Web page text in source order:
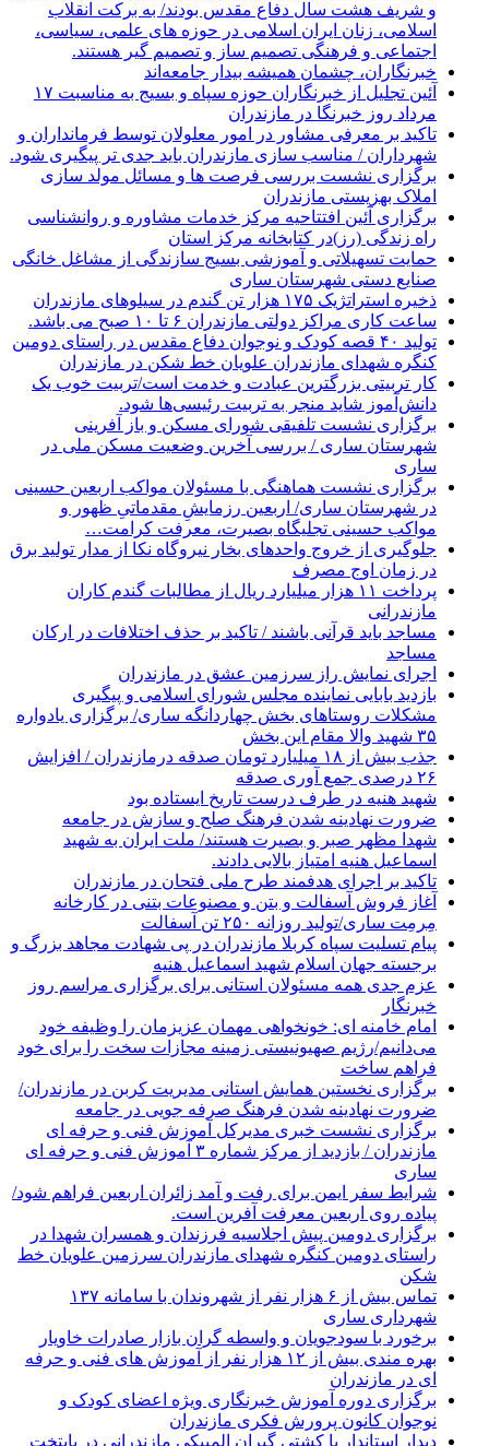
و شریف هشت سال دفاع مقدس بودند/ به برکت انقلاب
اسلامی، زنان ایران اسلامی در حوزه های علمی، سیاسی،
اجتماعی و فرهنگی تصمیم ساز و تصمیم گیر هستند.
خبرنگاران، چشمان همیشه بیدار جامعه‌اند
آئین تجلیل از خبرنگاران حوزه سپاه و بسیج به مناسبت ۱۷
مرداد روز خبرنگا در مازندران
تاکید بر معرفی مشاور در امور معلولان توسط فرمانداران و
شهرداران / مناسب سازی مازندران باید جدی تر پیگیری شود.
برگزاری نشست بررسی فرصت ها و مسائل مولد سازی
املاک بهزیستی مازندران
برگزاری آئین افتتاحیه مرکز خدمات مشاوره و روانشناسی
راه زندگی (رز)در کتابخانه مرکز استان
حمایت تسهیلاتی و آموزشی بسیج سازندگی از مشاغل خانگی
صنایع دستی شهرستان ساری
ذخیره استراتژیک ۱۷۵ هزار تن گندم در سیلوهای مازندران
ساعت کاری مراکز دولتی مازندران ۶ تا ۱۰ صبح می باشد.
تولید ۴۰ قصه کودک و نوجوان دفاع مقدس در راستای دومین
کنگره شهدای مازندران علویان خط شکن در مازندران
کار تربیتی بزرگترین عبادت و خدمت است/تربیت خوب یک
دانش‌آموز شاید منجر به تربیت رئیسی‌ها شود.
برگزاری ‌نشست تلفیقی شورای مسکن و باز آفرینی
شهرستان ساری / بررسی آخرین وضعیت مسکن ملی در
ساری
برگزاری نشست هماهنگی با مسئولان مواکب اربعین حسینی
در شهرستان ساری/ اربعین رزمایشِ مقدماتیِ ظهور و
مواکب حسینی تجلیگاه بصیرت، معرفت کرامت…
جلوگیری از خروج واحدهای بخار نیروگاه نکا از مدار تولید برق
در زمان اوج مصرف
پرداخت ۱۱ هزار میلیارد ریال از مطالبات گندم کاران
مازندرانی
مساجد باید قرآنی باشند / تاکید بر حذف اختلافات در ارکان
مساجد
اجرای نمایش راز سرزمین عشق در مازندران
بازدید بابایی نماینده مجلس شورای اسلامی و پیگیری
مشکلات روستاهای بخش چهاردانگه ساری/ برگزاری یادواره
۳۵ شهید والا مقام این بخش
جذب بیش از ۱۸ میلیارد تومان صدقه درمازندران / افزایش
۲۶ درصدی جمع آوری صدقه
شهید هنیه در طرف درست تاریخ ایستاده بود
ضرورت نهادینه شدن فرهنگ صلح و سازش در جامعه
شهدا مظهر صبر و بصیرت هستند/ ملت ایران به شهید
اسماعیل هنیه امتیاز بالایی دادند.
تاکید بر اجرای هدفمند طرح ملی فتحان در مازندران
آغاز فروش آسفالت و بتن و مصنوعات بتنی در کارخانه
مِرمِت ساری/تولید روزانه ۲۵۰ تن آسفالت
پیام تسلیت سپاه کربلا مازندران در پی شهادت مجاهد بزرگ و
برجسته جهان اسلام شهید اسماعیل هنیه
عزم جدی همه مسئولان استانی برای برگزاری مراسم روز
خبرنگار
امام خامنه ای: خونخواهی مهمان عزیزمان را وظیفه خود
می‌دانیم/رژیم صهیونیستی زمینه مجازات سخت را برای خود
فراهم ساخت
برگزاری نخستین همایش استانی مدیریت کربن در مازندران/
ضرورت نهادینه شدن فرهنگ صرفه جویی در جامعه
برگزاری نشست خبری مدیرکل آموزش فنی و حرفه ای
مازندران / بازدید از مرکز شماره ۳ آموزش فنی و حرفه ای
ساری
شرایط سفر ایمن برای رفت و آمد زائران اربعین فراهم شود/
پیاده روی اربعین معرفت آفرین است.
برگزاری دومین پیش اجلاسیه فرزندان و همسران شهدا در
راستای دومین کنگره شهدای مازندران سرزمین علویان خط
شکن
تماس بیش از ۶ هزار نفر از شهروندان با سامانه ۱۳۷
شهرداری ساری
برخورد با سودجویان و واسطه گران بازار صادرات خاویار
بهره مندی بیش از ۱۲ هزار نفر از آموزش های فنی و حرفه
ای در مازندران
برگزاری دوره آموزش خبرنگاری ویژه اعضای کودک و
نوجوان کانون پرورش فکری مازندران
دیدار استاندار با کشتی گیران المپیکی مازندرانی در پایتخت